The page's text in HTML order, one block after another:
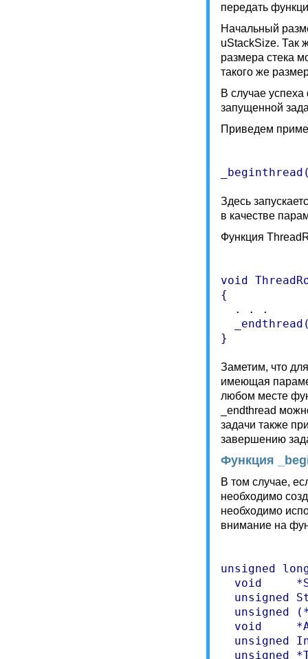
передать
Начальный
uStackSize. Так
размера стека
такого же
В случае
запущенной
Приведем
Здесь
в качестве
Функция
void
{
  . . .
Заметим, что
имеющая
любом месте
_endthread
задачи также
завершению
Функция
В том случае,
необходимо
необходимо
внимание на
unsigned
void
unsigned
unsigned
void
unsigned